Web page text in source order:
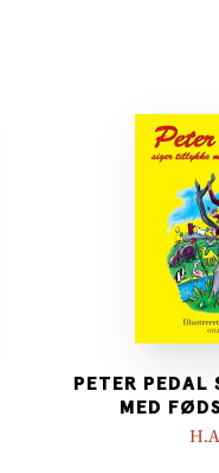
PETER PEDAL
MED